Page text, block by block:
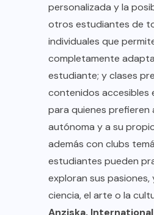
personalizada y la
otros estudiantes de
individuales que
completamente
estudiante; y clases
contenidos accesibles
para quienes prefieren
autónoma y a su
además con clubs
estudiantes pueden
exploran sus pasiones,
ciencia, el arte o la
Anziska,